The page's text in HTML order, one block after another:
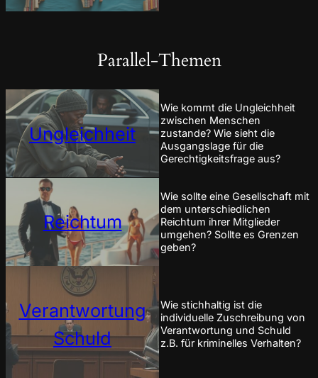
Parallel-Themen
Ungleichheit
Wie kommt die Ungleichheit
zwischen Menschen
zustande? Wie sieht die
Ausgangslage für die
Gerechtigkeitsfrage aus?
Reichtum
Wie sollte eine Gesellschaft mit
dem unterschiedlichen
Reichtum ihrer Mitglieder
umgehen? Sollte es Grenzen
geben?
Verantwortung
Schuld
Wie stichhaltig ist die
individuelle Zuschreibung von
Verantwortung und Schuld
z.B. für kriminelles Verhalten?